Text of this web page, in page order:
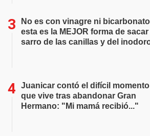
No es con vinagre ni
esta es la MEJOR forma de sacar
sarro de las canillas y del
Juanicar contó el difícil momento
que vive tras abandonar Gran
Hermano: "Mi mamá recibió..."